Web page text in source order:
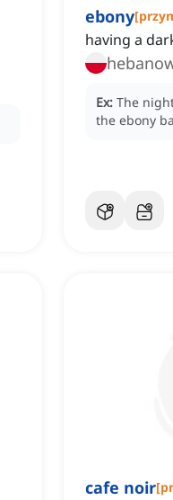
ebony[
having a
Ex: The
the ebony
cafe noir[